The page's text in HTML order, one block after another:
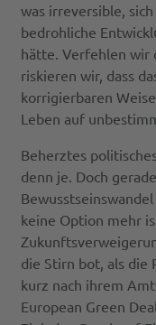
was irreversible,
bedrohliche
hätte. Verfehlen wir
riskieren wir, dass
korrigierbaren
Leben auf
Beherztes
denn je. Doch
keine Option mehr
die Stirn bot, als die
kurz nach ihrem
European Green